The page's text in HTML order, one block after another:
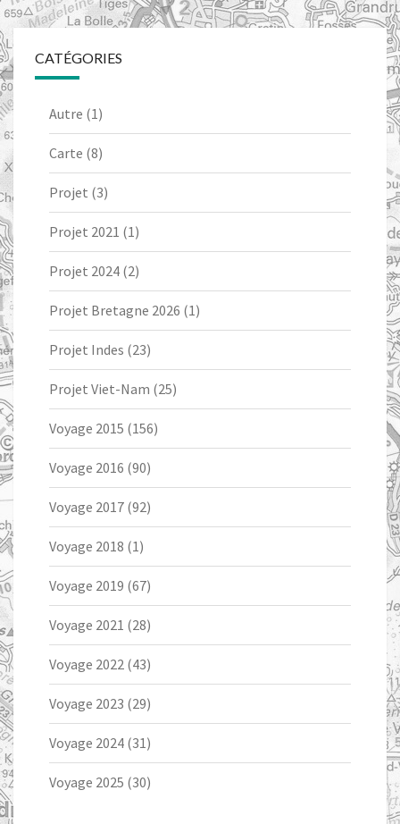
CATÉGORIES
Autre (1)
Carte (8)
Projet (3)
Projet 2021 (1)
Projet 2024 (2)
Projet Bretagne 2026 (1)
Projet Indes (23)
Projet Viet-Nam (25)
Voyage 2015 (156)
Voyage 2016 (90)
Voyage 2017 (92)
Voyage 2018 (1)
Voyage 2019 (67)
Voyage 2021 (28)
Voyage 2022 (43)
Voyage 2023 (29)
Voyage 2024 (31)
Voyage 2025 (30)